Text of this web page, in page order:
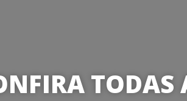
TODAS